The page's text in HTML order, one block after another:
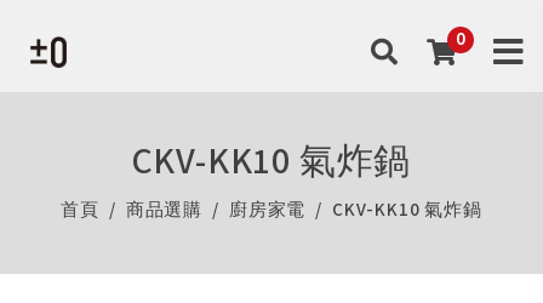
CKV-KK10 氣炸鍋
首頁 商品選購 廚房家電 CKV-KK10 氣炸鍋